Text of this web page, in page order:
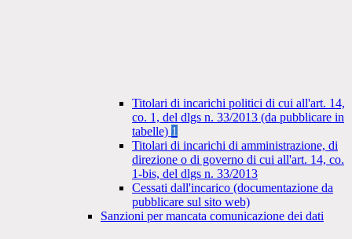
Titolari di incarichi politici di cui all'art. 14,
co. 1, del dlgs n. 33/2013 (da pubblicare in
tabelle) 1
Titolari di incarichi di amministrazione, di
direzione o di governo di cui all'art. 14, co.
1-bis, del dlgs n. 33/2013
Cessati dall'incarico (documentazione da
pubblicare sul sito web)
Sanzioni per mancata comunicazione dei dati